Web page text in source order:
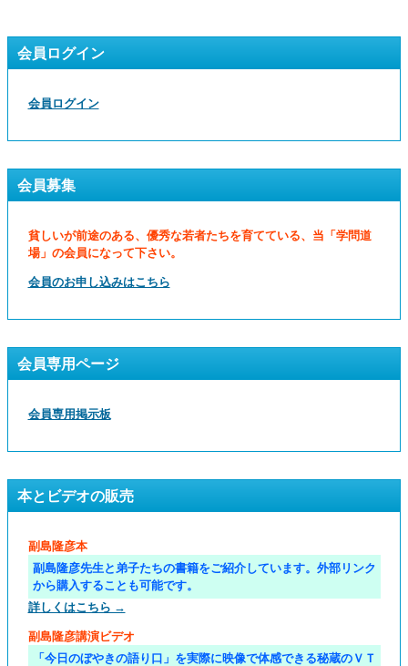
会員ログイン
会員ログイン
会員募集
貧しいが前途のある、優秀な若者たちを育てている、当「学問道
場」の会員になって下さい。
会員のお申し込みはこちら
会員専用ページ
会員専用掲示板
本とビデオの販売
副島隆彦本
副島隆彦先生と弟子たちの書籍をご紹介しています。外部リンク
から購入することも可能です。
詳しくはこちら →
副島隆彦講演ビデオ
「今日のぼやきの語り口」を実際に映像で体感できる秘蔵のＶＴ